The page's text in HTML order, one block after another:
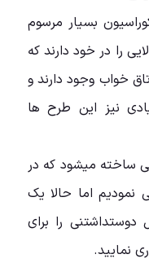
بسیار مرسوم
را در خود دارند که
خواب وجود دارند و
نیز این طرح ها
ساخته میشود که در
نمودیم اما حالا یک
را برای
نمایید.